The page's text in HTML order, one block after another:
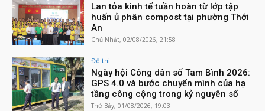
Lan tỏa kinh tế tuần hoàn từ lớp tập
huấn ủ phân compost tại phường Thới
An
Chủ Nhật, 02/08/2026, 21:58
Đô thị
Ngày hội Công dân số Tam Bình 2026:
GPS 4.0 và bước chuyển mình của hạ
tầng công cộng trong kỷ nguyên số
Thứ Bảy, 01/08/2026, 19:03